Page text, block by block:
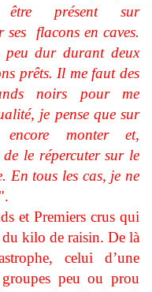
présent sur
flacons en caves.
peu dur durant deux
prêts. Il me faut des
noirs pour me
je pense que sur
monter et,
le répercuter sur le
En tous les cas, je ne
et Premiers crus qui
kilo de raisin. De là
celui d’une
peu ou prou